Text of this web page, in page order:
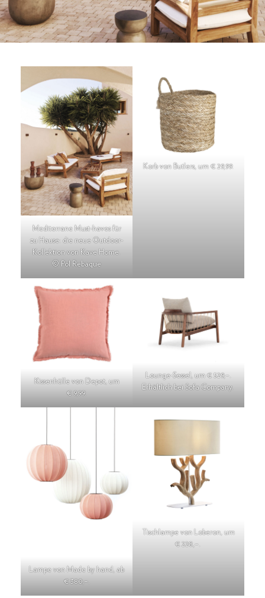
Mediterrane Must-haves für
zu Hause: die neue Outdoor-
Kollektion von Kave Home.
© Pol Rebaque
Korb von Butlers, um € 29,99.
Kissenhülle von Depot, um
€ 9,99.
Lounge-Sessel, um € 529,–.
Erhältlich bei Sofa Company.
Lampe von Made by hand, ab
€ 380,–.
Tischlampe von Loberon, um
€ 228,–.